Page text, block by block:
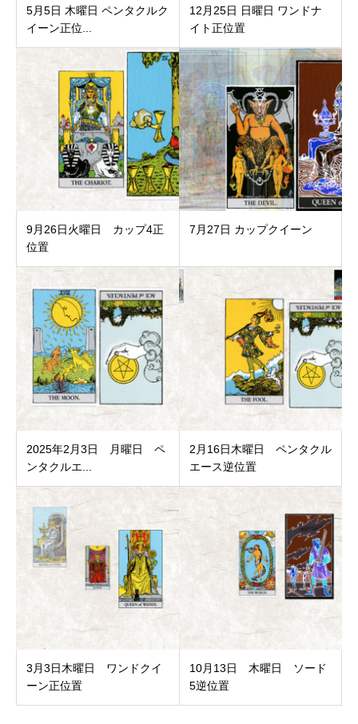
5月5日 木曜日 ペンタクルク
イーン正位...
12月25日 日曜日 ワンドナ
イト正位置
9月26日火曜日 カップ4正
位置
7月27日 カップクイーン
2025年2月3日 月曜日 ペ
ンタクルエ...
2月16日木曜日 ペンタクル
エース逆位置
3月3日木曜日 ワンドクイ
ーン正位置
10月13日 木曜日 ソード
5逆位置